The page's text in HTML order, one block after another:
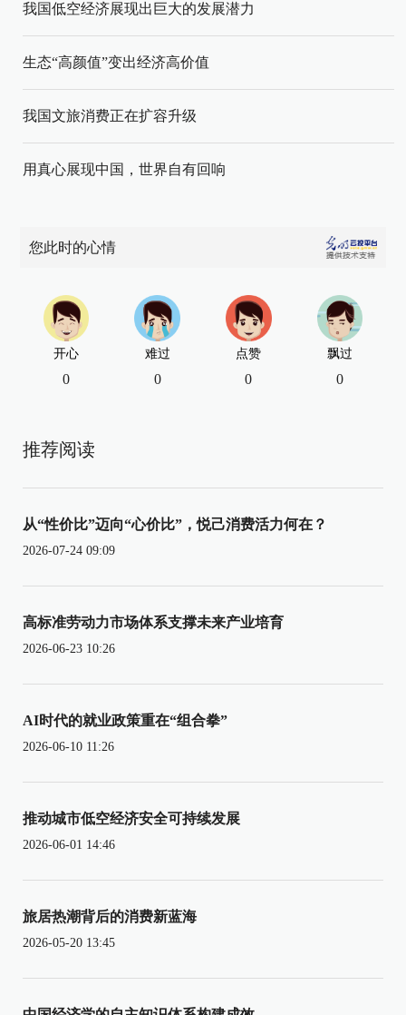
我国低空经济展现出巨大的发展潜力
生态“高颜值”变出经济高价值
我国文旅消费正在扩容升级
用真心展现中国，世界自有回响
您此时的心情
开心
0
难过
0
点赞
0
飘过
0
推荐阅读
从“性价比”迈向“心价比”，悦己消费活力何在？
2026-07-24 09:09
高标准劳动力市场体系支撑未来产业培育
2026-06-23 10:26
AI时代的就业政策重在“组合拳”
2026-06-10 11:26
推动城市低空经济安全可持续发展
2026-06-01 14:46
旅居热潮背后的消费新蓝海
2026-05-20 13:45